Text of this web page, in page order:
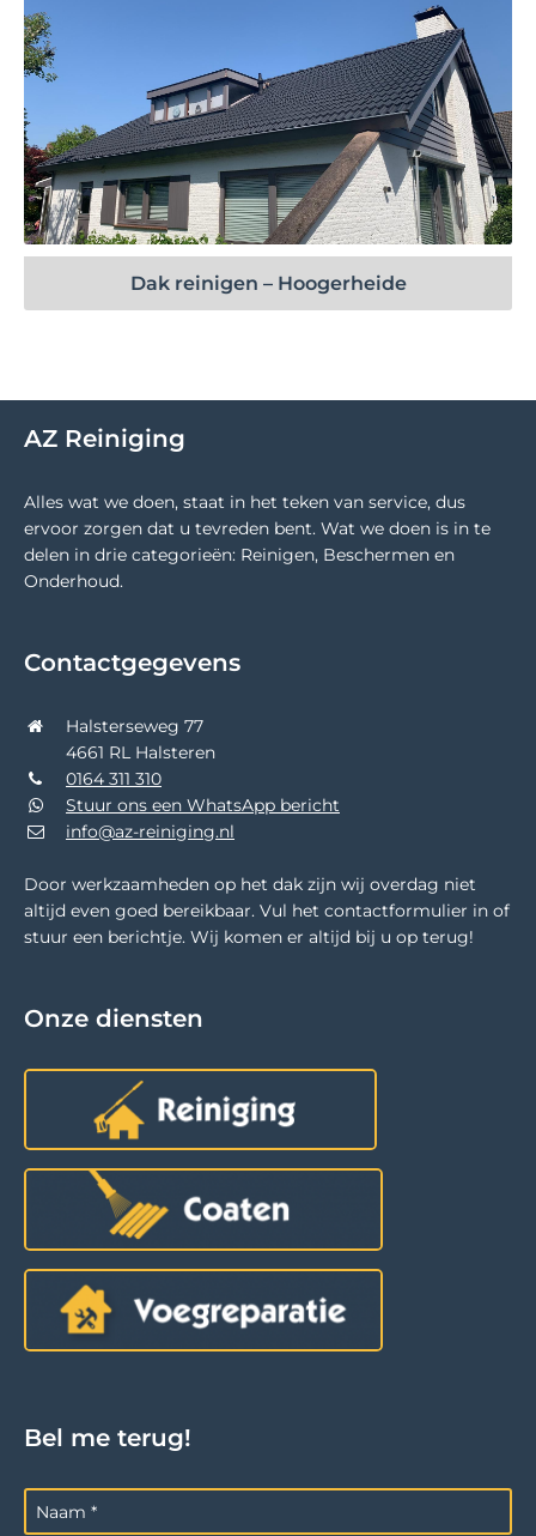
Bekijk project
Dak reinigen – Hoogerheide
AZ Reiniging
Alles wat we doen, staat in het teken van service, dus
ervoor zorgen dat u tevreden bent. Wat we doen is in te
delen in drie categorieën: Reinigen, Beschermen en
Onderhoud.
Contactgegevens
Halsterseweg 77
4661 RL Halsteren
0164 311 310
Stuur ons een WhatsApp bericht
info@az-reiniging.nl
Door werkzaamheden op het dak zijn wij overdag niet
altijd even goed bereikbaar. Vul het contactformulier in of
stuur een berichtje. Wij komen er altijd bij u op terug!
Onze diensten
Bel me terug!